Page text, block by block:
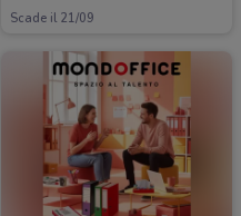
Scade il 21/09